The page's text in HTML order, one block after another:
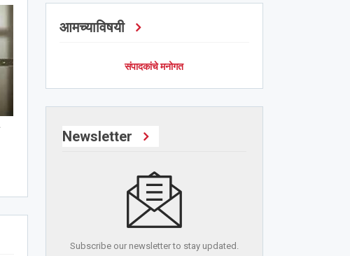
आमच्याविषयी
संपादकांचे मनोगत
Newsletter
Subscribe our newsletter to stay updated.